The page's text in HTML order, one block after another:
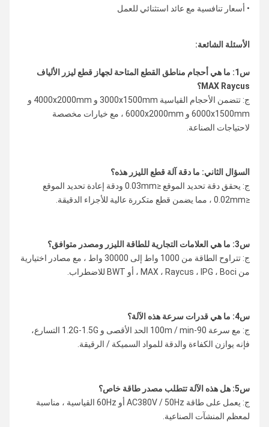
• أسعار تنافسية مع عائد استثنائي للعمل
الأسئلة الشائعة:
س1: ما هي أحجام مناطق القطع المتاحة لجهاز قطع ليزر الألياف
MAX Raycus؟
ج: تتضمن الأحجام القياسية 3000x1500mm و 4000x2000mm و
6000x1500mm و 6000x2000mm ، مع خيارات مخصصة
لاحتياجات الصناعة.
السؤال الثاني: ما دقة آلة قطع الليزر هذه؟
ج: يحقق دقة تحديد الموقع ≤0.03mm ودقة إعادة تحديد الموقع
≤0.02mm ، مما يضمن قطع متكررة عالية للأجزاء الدقيقة.
س3: ما هي العلامات التجارية للطاقة الليزر ومصدر متوافق؟
ج: تتراوح الطاقة من 1000 واط إلى 30000 واط ، مع مصادر اختيارية
من MAX ، Raycus ، IPG ، Boci ، أو BWT للاضطراب.
س4: ما هي قدرات سرعة هذه الآلة؟
ج: مع سرعة 90-100m / min الحد الأقصى و 1.2G-1.5G التسارع،
فإنه يوازن الكفاءة والدقة للمواد السميكة / الرقيقة.
س5: هل هذه الآلة تتطلب مصدر طاقة خاص؟
ج: يعمل على طاقة AC380V / 50Hz أو 60Hz القياسية ، مناسبة
لمعظم المنشآت الصناعية.